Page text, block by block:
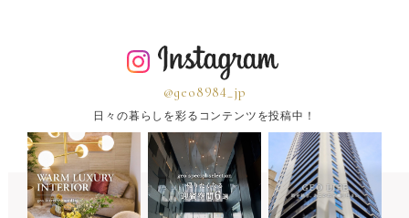
@geo8984_jp
日々の暮らしを彩るコンテンツを投稿中！